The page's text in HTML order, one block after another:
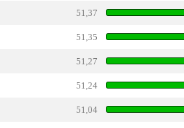
51,37
51,35
51,27
51,24
51,04